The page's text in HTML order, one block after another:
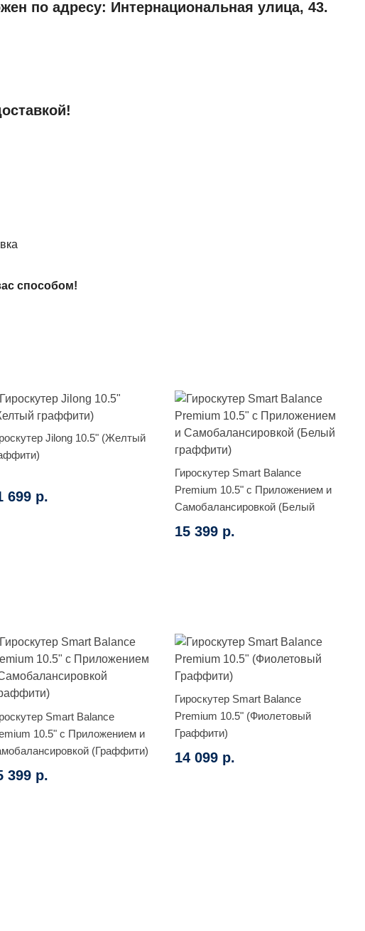
по адресу: Интернациональная улица, 43.
способом!
Jilong 10.5" (Желтый
699 р.
Гироскутер Smart Balance
Premium 10.5" с Приложением и
Самобалансировкой (Белый
граффити)
15 399 р.
Smart Balance
10.5" с Приложением и
(Граффити)
399 р.
Гироскутер Smart Balance
Premium 10.5" (Фиолетовый
Граффити)
14 099 р.